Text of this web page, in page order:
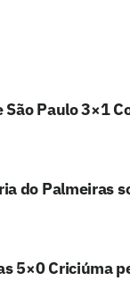
Paulo 3×1
do Palmeiras
5×0 Criciúma